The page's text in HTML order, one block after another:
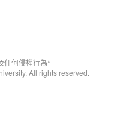
任何侵權行為*
All rights reserved.